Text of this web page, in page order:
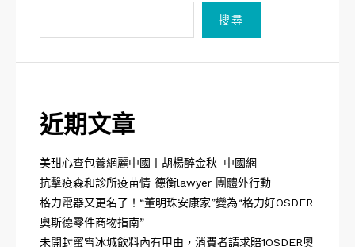
搜尋
近期文章
美甜心查包養網麗中國丨胡楊醉金秋_中國網
抗擊疫森和診所疫苗情 德衡lawyer 團體外行動
格力電器又更名了！“董明珠安康家”變為“格力好OSDER
奧斯德零件商物指南”
未開封蜜雪冰城飲料內有甲由，消費者請求賠1OSDER奧